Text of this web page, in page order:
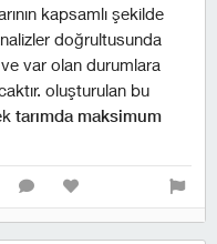
kapsamlı şekilde
doğrultusunda
var olan durumlara
oluşturulan bu
tarımda maksimum